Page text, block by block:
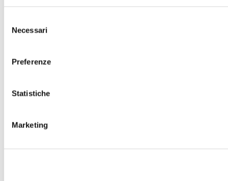
delNecessari
Preferenze
Statistiche
Marketing